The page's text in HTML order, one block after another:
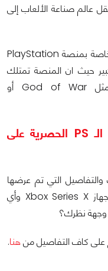
عالم صناعة الألعاب إلى
أيضاً لا يجب أن ننسى ميزة الحصريات الخاصة بمنصة PlayStation
حيث ان المنصة تمتلك
مجموعة من أبرز سلاسل الالعاب مثل God of War أو
طالع: توجه جديد لإصدار ألعاب الـ PS الحصرية على
والتفاصيل التي تم عرضها
حتى الآن عن جهاز PlayStation 5 و جهاز Xbox Series X وأي
وجهة نظرك؟
على كاف التفاصيل منهنا.